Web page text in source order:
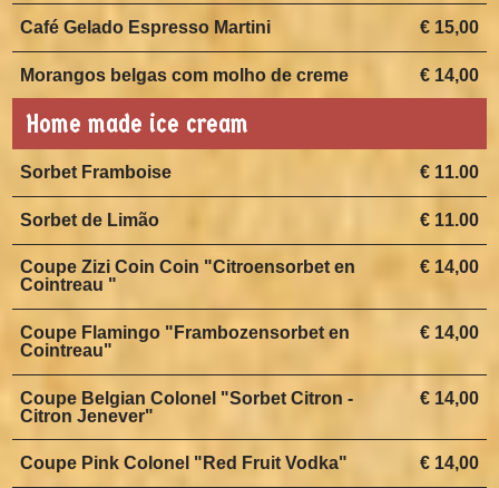
€ 15,00
Café Gelado Espresso Martini
€ 14,00
Morangos belgas com molho de creme
Home made ice cream
€ 11.00
Sorbet Framboise
€ 11.00
Sorbet de Limão
€ 14,00
Coupe Zizi Coin Coin "Citroensorbet en
Cointreau "
€ 14,00
Coupe Flamingo "Frambozensorbet en
Cointreau"
€ 14,00
Coupe Belgian Colonel "Sorbet Citron -
Citron Jenever"
€ 14,00
Coupe Pink Colonel "Red Fruit Vodka"